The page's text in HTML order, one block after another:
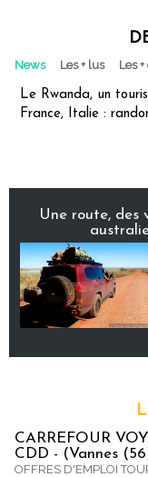
News Les + lus Les
Le Rwanda, un
France, Italie :
Une route, des
CARREFOUR
CDD - (Vannes
OFFRES D'EMPLOI